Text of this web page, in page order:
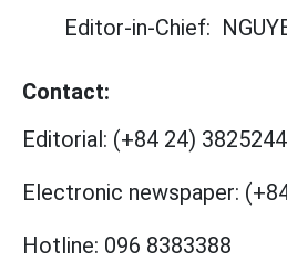
Editor-in-Chief:
Contact:
Editorial: (+84 24)
Electronic newspaper:
Hotline: 096 8383388